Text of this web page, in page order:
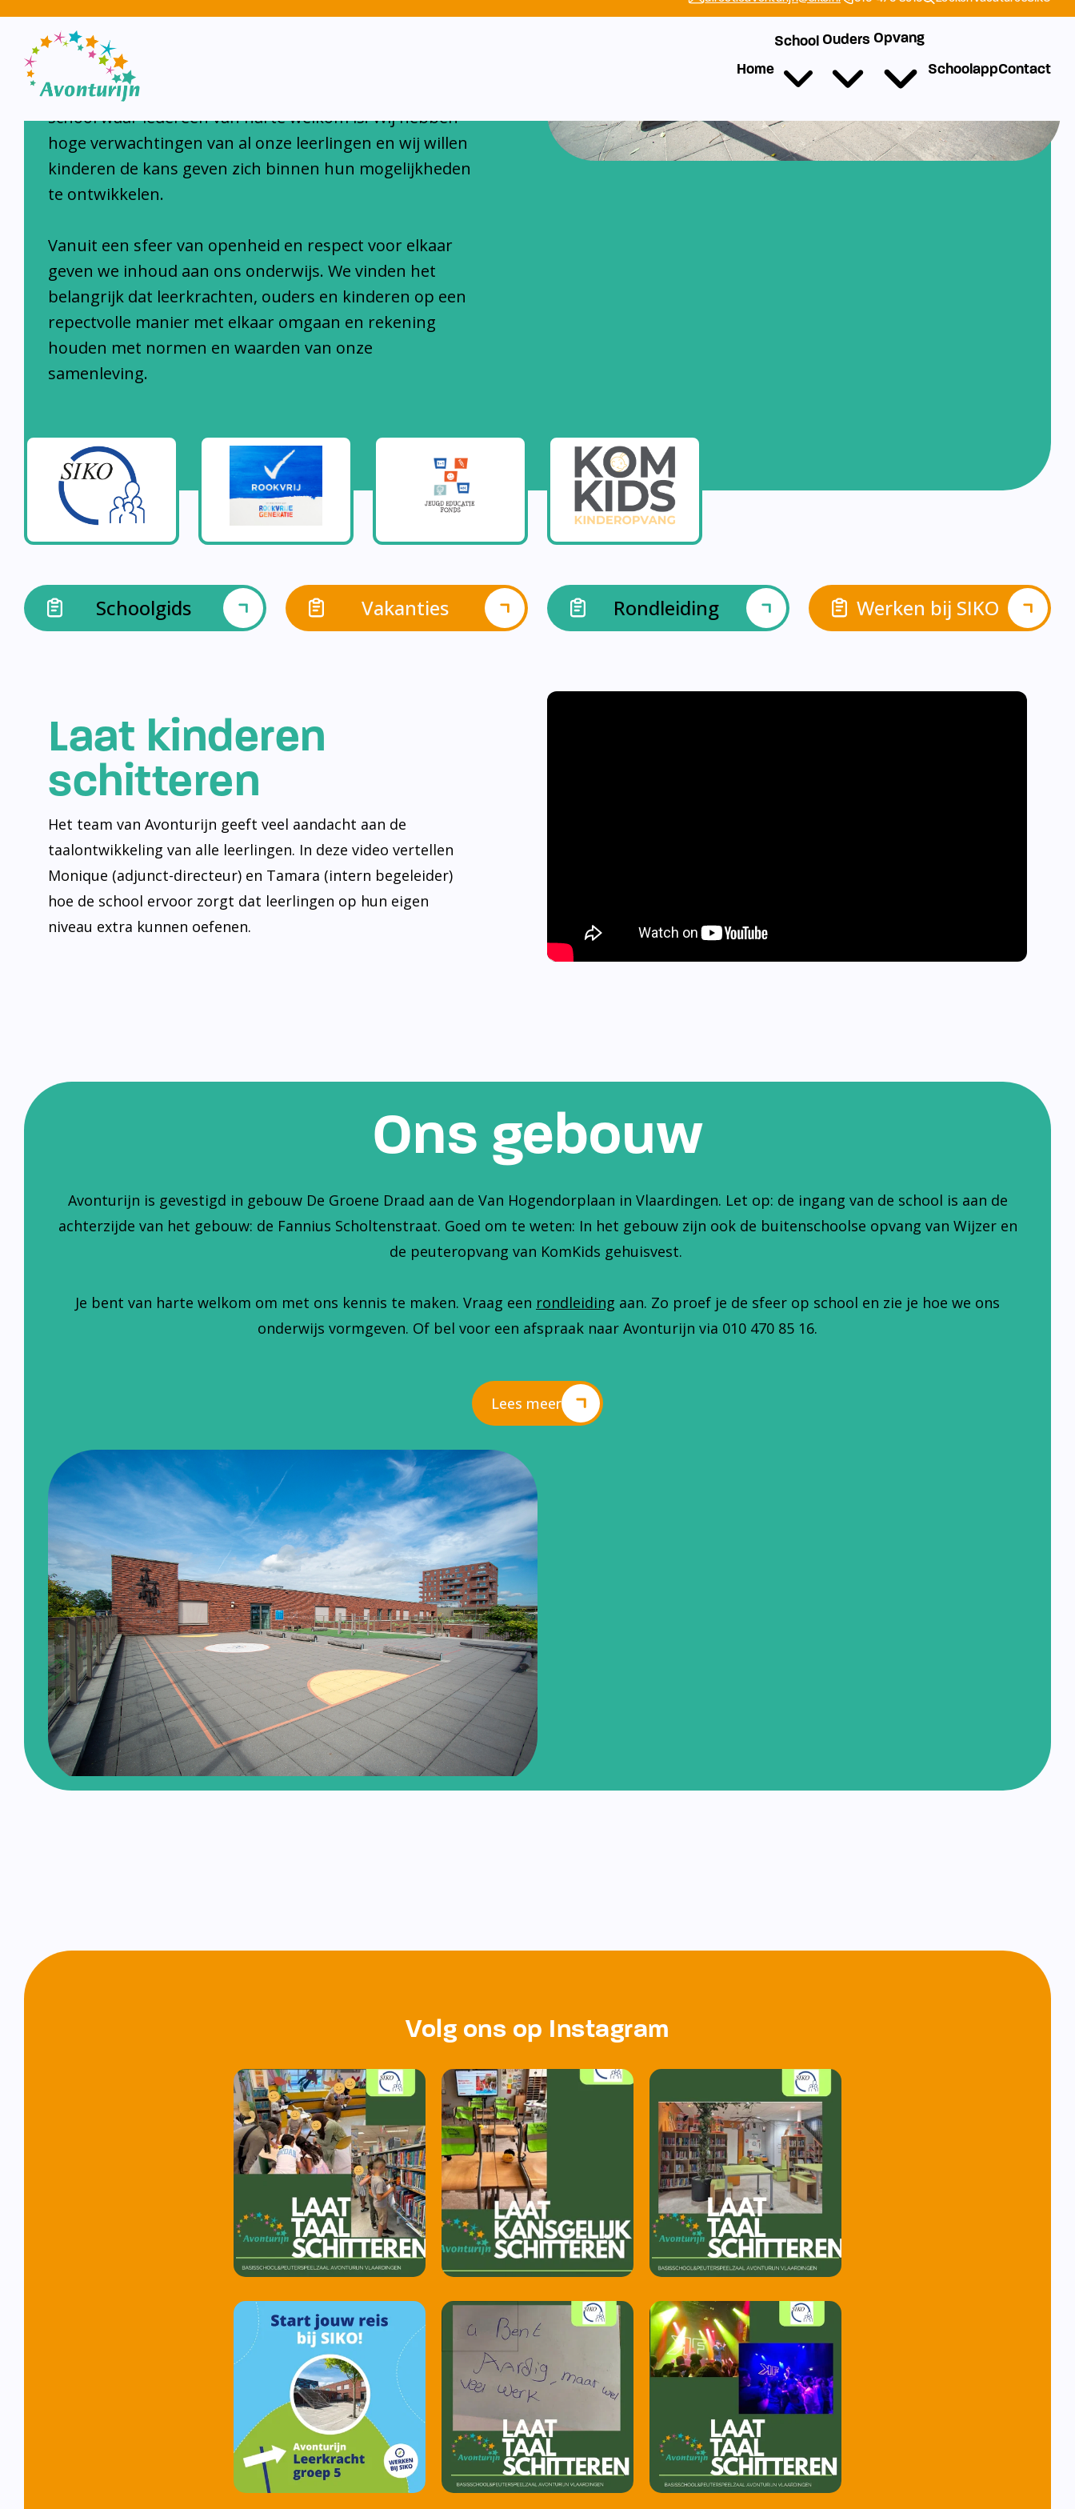
Avonturijn laat kinderen schitteren
Avonturijn is een moderne, open, interconfessionele
school waar iedereen van harte welkom is. Wij hebben
hoge verwachtingen van al onze leerlingen en wij willen
kinderen de kans geven zich binnen hun mogelijkheden
te ontwikkelen.
Vanuit een sfeer van openheid en respect voor elkaar
geven we inhoud aan ons onderwijs. We vinden het
belangrijk dat leerkrachten, ouders en kinderen op een
repectvolle manier met elkaar omgaan en rekening
houden met normen en waarden van onze
samenleving.
Schoolgids Vakanties Rondleiding Werken bij SIKO
Laat kinderen
schitteren
Het team van Avonturijn geeft veel aandacht aan de
taalontwikkeling van alle leerlingen. In deze video vertellen
Monique (adjunct-directeur) en Tamara (intern begeleider)
hoe de school ervoor zorgt dat leerlingen op hun eigen
niveau extra kunnen oefenen.
Ons gebouw
Avonturijn is gevestigd in gebouw De Groene Draad aan de Van Hogendorplaan in Vlaardingen. Let op: de ingang van de school is aan de
achterzijde van het gebouw: de Fannius Scholtenstraat. Goed om te weten: In het gebouw zijn ook de buitenschoolse opvang van Wijzer en
de peuteropvang van KomKids gehuisvest.
Je bent van harte welkom om met ons kennis te maken. Vraag een rondleiding aan. Zo proef je de sfeer op school en zie je hoe we ons
onderwijs vormgeven. Of bel voor een afspraak naar Avonturijn via 010 470 85 16.
Lees meer
Volg ons op Instagram